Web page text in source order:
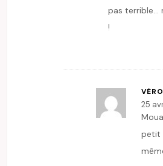
pas terrible…
!
VÉRO
25
petit